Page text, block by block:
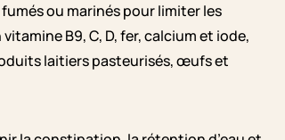
ou marinés pour limiter les
B9, C, D, fer, calcium et iode,
laitiers pasteurisés, œufs et